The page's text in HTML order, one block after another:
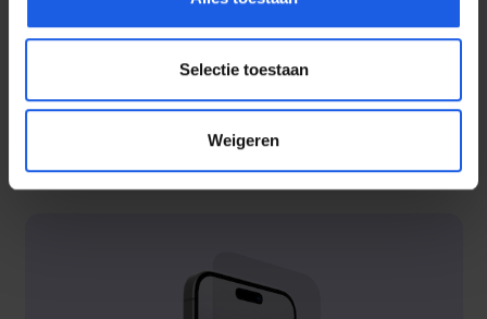
Selectie toestaan
Weigeren
oortje